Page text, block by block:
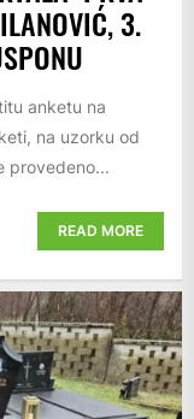
3.
anketu na
na uzorku od
provedeno...
READ MORE